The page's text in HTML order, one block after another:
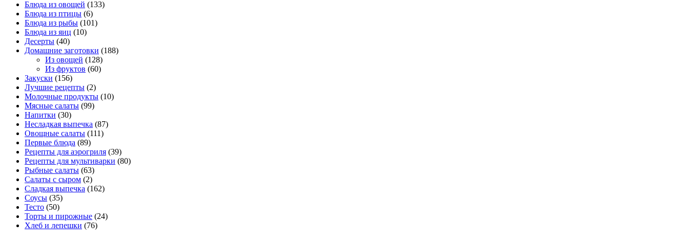
Блюда из овощей (133)
Блюда из птицы (6)
Блюда из рыбы (101)
Блюда из яиц (10)
Десерты (40)
Домашние заготовки (188)
Из овощей (128)
Из фруктов (60)
Закуски (156)
Лучшие рецепты (2)
Молочные продукты (10)
Мясные салаты (99)
Напитки (30)
Несладкая выпечка (87)
Овощные салаты (111)
Первые блюда (89)
Рецепты для аэрогриля (39)
Рецепты для мультиварки (80)
Рыбные салаты (63)
Салаты с сыром (2)
Сладкая выпечка (162)
Соусы (35)
Тесто (50)
Торты и пирожные (24)
Хлеб и лепешки (76)